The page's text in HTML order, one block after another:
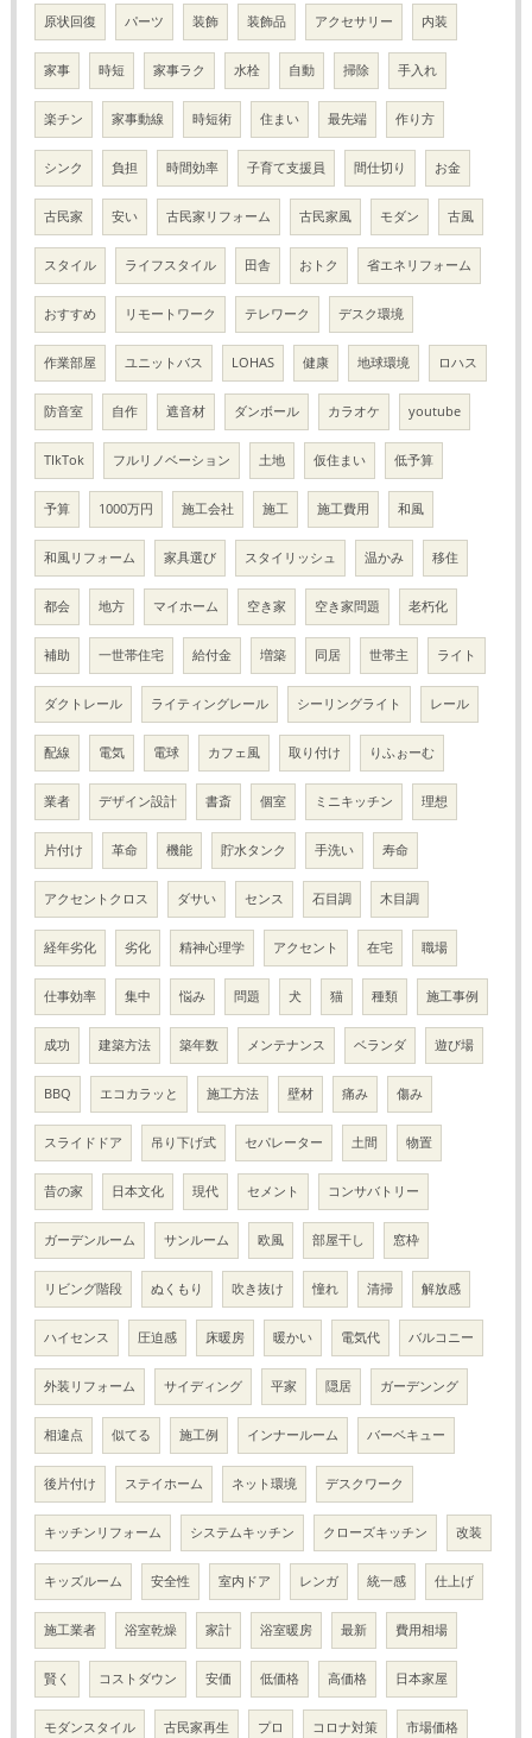
原状回復 パーツ 装飾 装飾品 アクセサリー 内装
家事 時短 家事ラク 水栓 自動 掃除 手入れ
楽チン 家事動線 時短術 住まい 最先端 作り方
シンク 負担 時間効率 子育て支援員 間仕切り お金
古民家 安い 古民家リフォーム 古民家風 モダン 古風
スタイル ライフスタイル 田舎 おトク 省エネリフォーム
おすすめ リモートワーク テレワーク デスク環境
作業部屋 ユニットバス LOHAS 健康 地球環境 ロハス
防音室 自作 遮音材 ダンボール カラオケ youtube
TIkTok フルリノベーション 土地 仮住まい 低予算
予算 1000万円 施工会社 施工 施工費用 和風
和風リフォーム 家具選び スタイリッシュ 温かみ 移住
都会 地方 マイホーム 空き家 空き家問題 老朽化
補助 一世帯住宅 給付金 増築 同居 世帯主 ライト
ダクトレール ライティングレール シーリングライト レール
配線 電気 電球 カフェ風 取り付け りふぉーむ
業者 デザイン設計 書斎 個室 ミニキッチン 理想
片付け 革命 機能 貯水タンク 手洗い 寿命
アクセントクロス ダサい センス 石目調 木目調
経年劣化 劣化 精神心理学 アクセント 在宅 職場
仕事効率 集中 悩み 問題 犬 猫 種類 施工事例
成功 建築方法 築年数 メンテナンス ベランダ 遊び場
BBQ エコカラッと 施工方法 壁材 痛み 傷み
スライドドア 吊り下げ式 セパレーター 土間 物置
昔の家 日本文化 現代 セメント コンサバトリー
ガーデンルーム サンルーム 欧風 部屋干し 窓枠
リビング階段 ぬくもり 吹き抜け 憧れ 清掃 解放感
ハイセンス 圧迫感 床暖房 暖かい 電気代 バルコニー
外装リフォーム サイディング 平家 隠居 ガーデンング
相違点 似てる 施工例 インナールーム バーベキュー
後片付け ステイホーム ネット環境 デスクワーク
キッチンリフォーム システムキッチン クローズキッチン 改装
キッズルーム 安全性 室内ドア レンガ 統一感 仕上げ
施工業者 浴室乾燥 家計 浴室暖房 最新 費用相場
賢く コストダウン 安価 低価格 高価格 日本家屋
モダンスタイル 古民家再生 プロ コロナ対策 市場価格